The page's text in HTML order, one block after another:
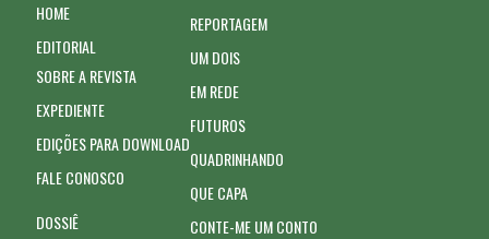
HOME
EDITORIAL
SOBRE A REVISTA
EXPEDIENTE
EDIÇÕES PARA DOWNLOAD
FALE CONOSCO
DOSSIÊ
REPORTAGEM
UM DOIS
EM REDE
FUTUROS
QUADRINHANDO
QUE CAPA
CONTE-ME UM CONTO